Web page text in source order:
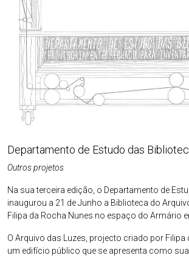
Departamento de Estudo das
Outros projetos
Na sua terceira edição, o Departamento de
inaugurou a 21 de Junho a Biblioteca do
Filipa da Rocha Nunes no espaço do Armário
O Arquivo das Luzes, projecto criado por Filipa
um edifício público que se apresenta como sua